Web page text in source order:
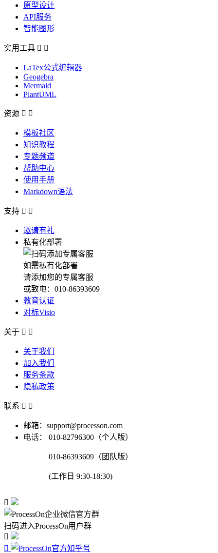
原型设计
API服务
智能图形
实用工具  
LaTex公式编辑器
Geogebra
Mermaid
PlantUML
资源  
模板社区
知识教程
专题频道
帮助中心
使用手册
Markdown语法
支持  
邀请有礼
私有化部署
如需私有化部署
请添加您的专属客服
或致电：010-86393609
教育认证
对标Visio
关于  
关于我们
加入我们
服务条款
隐私政策
联系  
邮箱：support@processon.com
电话：
010-82796300（个人版）
010-86393609（团队版）
(工作日 9:30-18:30)

扫码进入ProcessOn用户群

